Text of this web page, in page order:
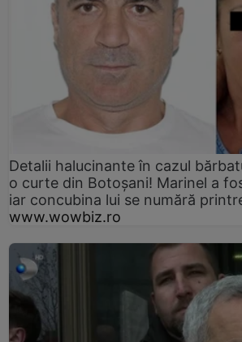
Detalii halucinante în cazul
o curte din Botoșani! Marinel a
iar concubina lui se numără
www.wowbiz.ro